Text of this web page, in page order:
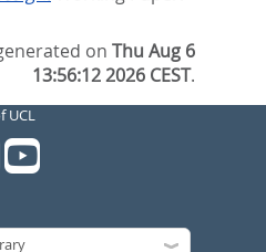
onThu Aug 6
13:56:12 2026 CEST.
UCL